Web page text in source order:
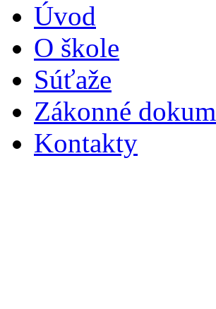
Úvod
O škole
Súťaže
Zákonné
Kontakty